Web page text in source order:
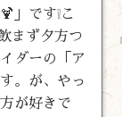
」です❕こ
まず夕方つ
ダーの「ア
。が、やっ
が好きで